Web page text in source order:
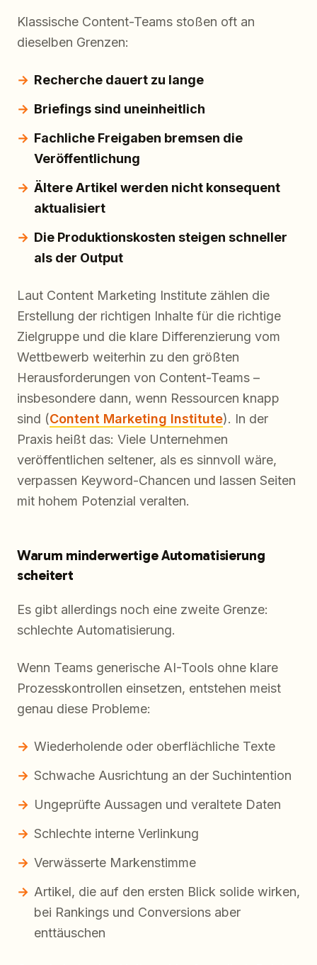
Klassische Content-Teams stoßen oft an
dieselben Grenzen:
Recherche dauert zu lange
Briefings sind uneinheitlich
Fachliche Freigaben bremsen die
Veröffentlichung
Ältere Artikel werden nicht konsequent
aktualisiert
Die Produktionskosten steigen schneller
als der Output
Laut Content Marketing Institute zählen die
Erstellung der richtigen Inhalte für die richtige
Zielgruppe und die klare Differenzierung vom
Wettbewerb weiterhin zu den größten
Herausforderungen von Content-Teams –
insbesondere dann, wenn Ressourcen knapp
sind (Content Marketing Institute). In der
Praxis heißt das: Viele Unternehmen
veröffentlichen seltener, als es sinnvoll wäre,
verpassen Keyword-Chancen und lassen Seiten
mit hohem Potenzial veralten.
Warum minderwertige Automatisierung
scheitert
Es gibt allerdings noch eine zweite Grenze:
schlechte Automatisierung.
Wenn Teams generische AI-Tools ohne klare
Prozesskontrollen einsetzen, entstehen meist
genau diese Probleme:
Wiederholende oder oberflächliche Texte
Schwache Ausrichtung an der Suchintention
Ungeprüfte Aussagen und veraltete Daten
Schlechte interne Verlinkung
Verwässerte Markenstimme
Artikel, die auf den ersten Blick solide wirken,
bei Rankings und Conversions aber
enttäuschen